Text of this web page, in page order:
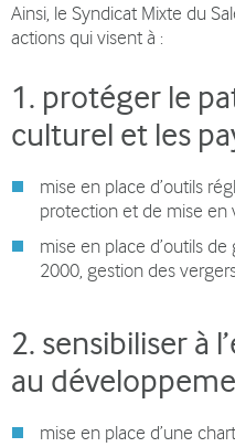
Ainsi, le Syndicat Mixte du
actions qui visent à :
1. protéger le
culturel et les
mise en place d’outils
protection et de mise en
mise en place d’outils
2000, gestion des
2. sensibiliser à
au
mise en place d’une